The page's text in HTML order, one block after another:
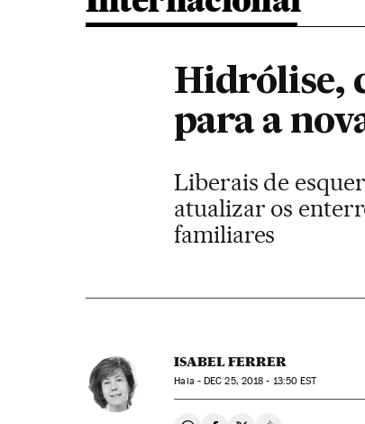
Hidrólise,
para a
Liberais de
atualizar os
familiares
ISABEL FERRER
Haia -DEC 25, 2018 - 13:50 EST